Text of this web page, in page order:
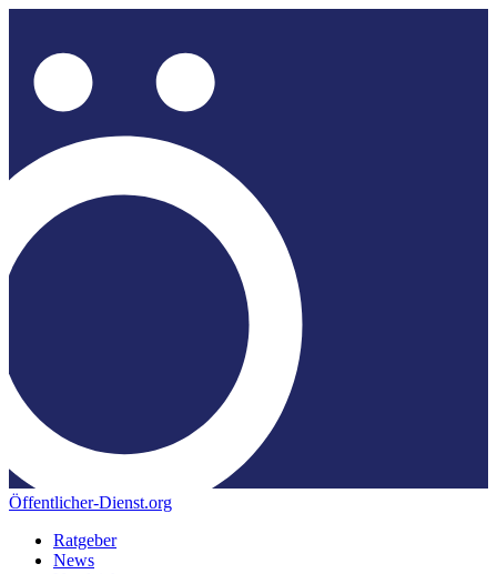
Öffentlicher-Dienst.org
Ratgeber
News